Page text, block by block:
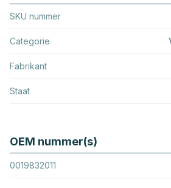
SKU nummer
Categorie
Fabrikant
Staat
OEM nummer(s)
0019832011